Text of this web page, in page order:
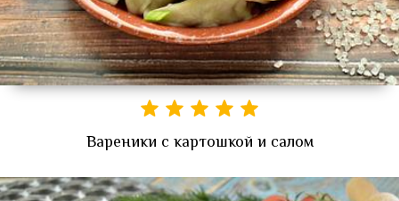
Вареники с картошкой и салом